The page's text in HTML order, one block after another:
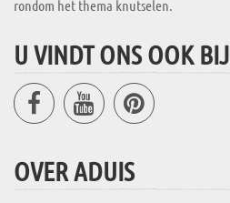
rondom het thema knutselen.
U VINDT ONS OOK BIJ
OVER ADUIS